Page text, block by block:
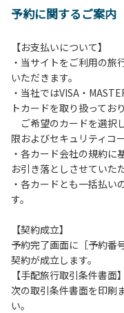
ら午前10時までの間に
は、お持ち帰りをお願
【禁止事項】
カラオケ、発電機、地
ァイヤー、打ち上げ式
【注意事項】
当キャンプ場のそばを
時間で増水し、川原で
すく、過去にも増水に
（１）川原にテントや
（２）雨が降ったとき
（３）カムイコタン公
流で雨が降り急に増水
し、濁り始めたときに
（４）キャンプ場の管
予約に関するご案内
【お支払いについて】
・当サイトをご利用の旅
いただきます。
・当社ではVISA・
トカードを取り扱っており
ご希望のカードを選択
限およびセキュリティコ
・各カード会社の規約に
お引き落としさせていた
・各カードとも一括払い
す。
【契約成立】
予約完了画面に［予約番
契約が成立します。
【手配旅行取引条件書面】
次の取引条件書面を印刷
い。